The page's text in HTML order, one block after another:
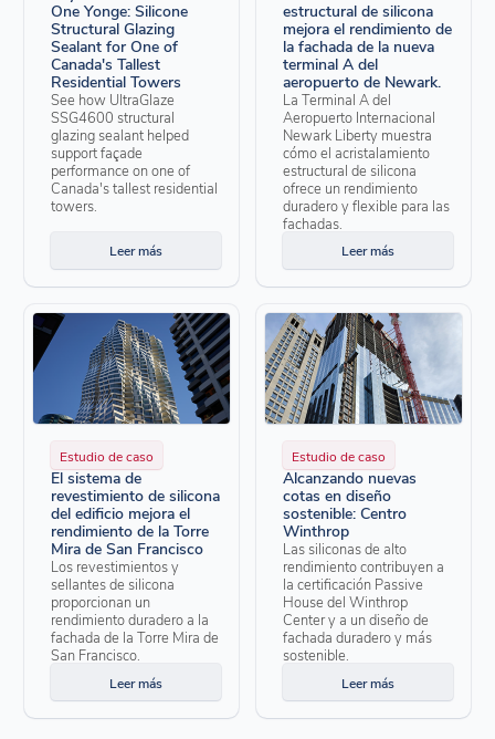
One Yonge: Silicone
Structural Glazing
Sealant for One of
Canada's Tallest
Residential Towers
See how UltraGlaze
SSG4600 structural
glazing sealant helped
support façade
performance on one of
Canada's tallest residential
towers.
Leer más
estructural de silicona
mejora el rendimiento de
la fachada de la nueva
terminal A del
aeropuerto de Newark.
La Terminal A del
Aeropuerto Internacional
Newark Liberty muestra
cómo el acristalamiento
estructural de silicona
ofrece un rendimiento
duradero y flexible para las
fachadas.
Leer más
Estudio de caso
El sistema de
revestimiento de silicona
del edificio mejora el
rendimiento de la Torre
Mira de San Francisco
Los revestimientos y
sellantes de silicona
proporcionan un
rendimiento duradero a la
fachada de la Torre Mira de
San Francisco.
Leer más
Estudio de caso
Alcanzando nuevas
cotas en diseño
sostenible: Centro
Winthrop
Las siliconas de alto
rendimiento contribuyen a
la certificación Passive
House del Winthrop
Center y a un diseño de
fachada duradero y más
sostenible.
Leer más